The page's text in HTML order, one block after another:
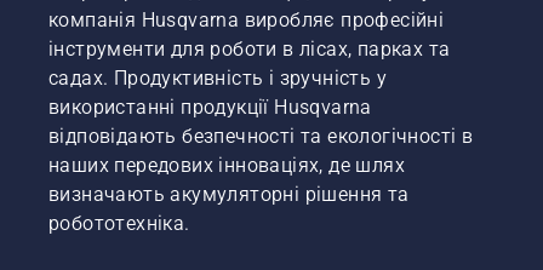
компанія Husqvarna виробляє професійні
інструменти для роботи в лісах, парках та
садах. Продуктивність і зручність у
використанні продукції Husqvarna
відповідають безпечності та екологічності в
наших передових інноваціях, де шлях
визначають акумуляторні рішення та
робототехніка.